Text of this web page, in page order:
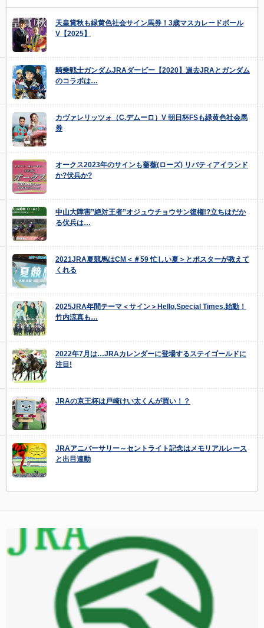
天皇賞秋も緑黄色社会サイン馬券！3歳マスカレードボール
V【2025】
騎乗戦士ガンダムJRAダービー【2020】過去JRAとガンダム
のコラボは…
カヴァレリッツォ（C.デムーロ）V 朝日杯FSも緑黄色社会馬
券
オークス2023年のサインも薔薇(ローズ) リバティアイランド
か?伏兵か?
中山大障害”絶対王者”オジュウチョウサン復権!?立ちはだか
る伏兵は…
2021JRA夏競馬はCM＜＃59 忙しい夏＞とポスターが教えて
くれる
2025JRA年間テーマ＜サイン＞Hello,Special Times.始動！
竹内涼真も…
2022年7月は…JRAカレンダーに登場するステイゴールドに
注目!
JRAの京王杯は戸崎けい太くんが買い！？
JRAアニバーサリー～セントライト記念はメモリアルレース
と出目連動